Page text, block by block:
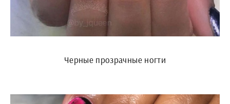
Черные прозрачные ногти